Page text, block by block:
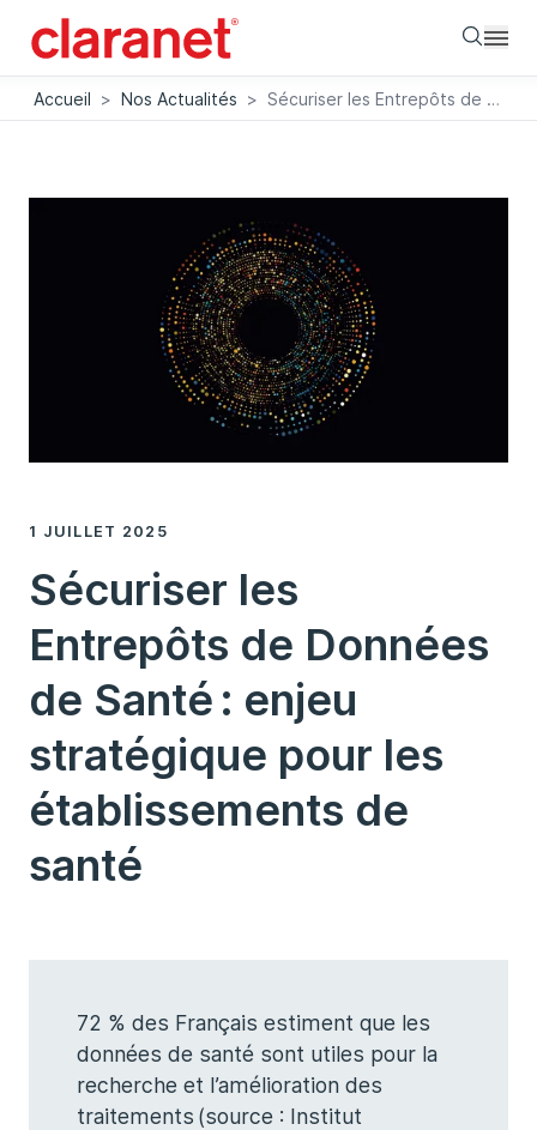
Accueil > Nos Actualités > Sécuriser les Entrepôts de Données de Santé : enjeu stratégique pour les établissements de santé
1 JUILLET 2025
Sécuriser les
Entrepôts de Données
de Santé : enjeu
stratégique pour les
établissements de
santé
72 % des Français estiment que les
données de santé sont utiles pour la
recherche et l’amélioration des
traitements (source : Institut